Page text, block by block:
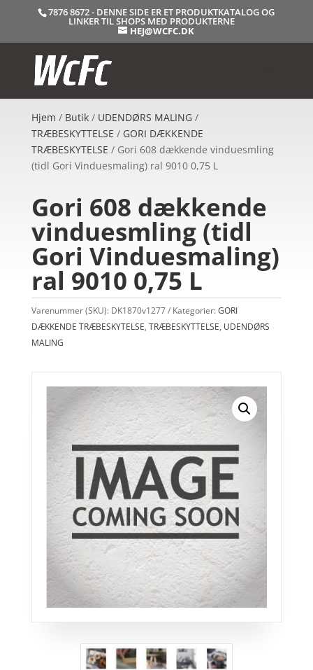
7876 8672 - DENNE SIDE ER ET PRODUKTKATALOG OG
LINKER TIL SHOPS MED PRODUKTERNE
HEJ@WCFC.DK
Hjem / Butik/ UDENDØRS MALING/
TRÆBESKYTTELSE / GORI DÆKKENDE
TRÆBESKYTELSE / Gori 608 dækkende vinduesmling
(tidl Gori Vinduesmaling) ral 9010 0,75 L
Gori 608 dækkende
vinduesmling (tidl
Gori Vinduesmaling)
ral 9010 0,75 L
Varenummer (SKU): DK1870v1277 Kategorier:GORI
DÆKKENDE TRÆBESKYTELSE, TRÆBESKYTTELSE, UDENDØRS
MALING